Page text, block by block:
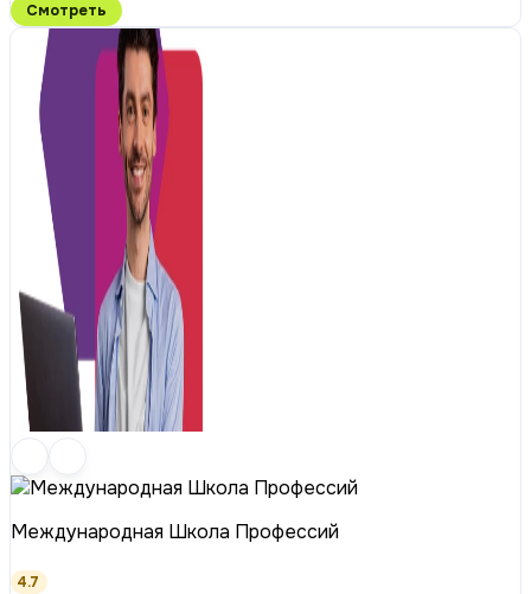
Смотреть
Международная Школа Профессий
4.7